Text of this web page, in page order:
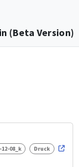
(Beta Version)
12-08_k Druck